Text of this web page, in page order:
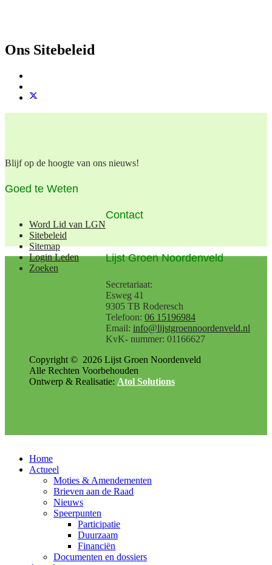
Ons Sitebeleid
Blijf op de hoogte van ons nieuws!
Goed te Weten
Word Lid van LGN
Sitebeleid
Sitemap
Login Leden
Zoeken
Contact
Lijst Groen Noordenveld
Secretariaat:
Esweg 41
9305 TB Roderesch
Telefoon: 06 15196984
Email: info@lijstgroennoordenveld.nl
KvK- nummer: 01166627
Copyright © 2026 Lijst Groen Noordenveld
Alle Rechten Voorbehouden
Ontwerp & Realisatie: Atol Solutions
Home
Actueel
Moties & Amendementen
Brieven aan de Raad
Nieuws
Speerpunten
Participatie
Duurzaam
Financiën
Documenten en dossiers